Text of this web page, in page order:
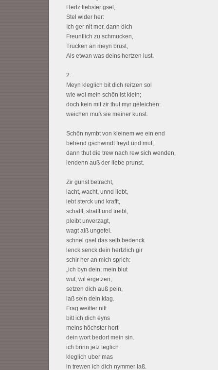
Hertz liebster gsel,
Stel wider her:
Ich ger nit mer, dann dich
Freuntlich zu schmucken,
Trucken an meyn brust,
Als etwan was deins hertzen lust.
2.
Meyn kleglich bit dich reitzen sol
wie wol mein schön ist klein;
doch kein mit zir thut myr geleichen:
weichen muß sie meiner kunst.
Schön nymbt von kleinem we ein end
behend gschwindt freyd und mut;
dann thut die trew nach rew sich wenden,
lendenn auß der liebe prunst.
Zir gunst betracht,
lacht, wacht, unnd liebt,
iebt sterck und krafft,
schafft, strafft und treibt,
pleibt unverzagt,
wagt alß ungefel.
schnel gsel das selb bedenck
lenck senck dein hertzlich gir
schir her an mich sprich:
„ich byn dein; mein blut
wut, wil ergetzen,
setzen dich auß pein,
laß sein dein klag.
Frag weitter nitt
bitt ich dich eyns
meins höchster hort
dein wort bedort mein sin.
ich brinn jetz teglich
kleglich uber mas
in trewen ich dich nymmer laß.